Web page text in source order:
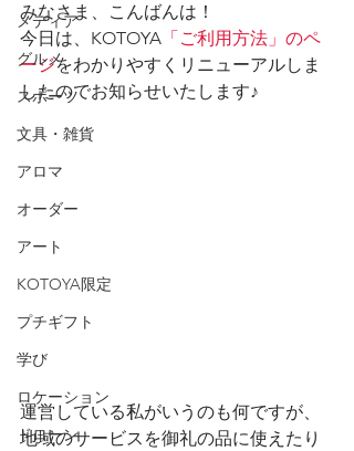
メディア
グルメ
スポーツ
文具・雑貨
アロマ
オーダー
アート
KOTOYA限定
プチギフト
学び
ロケーション
ドローン
みなさま、こんばんは！
今日は、KOTOYA 「ご利用方法」のペ
ージをわかりやすくリニューアルしま
したのでお知らせいたします♪
運営している私がいうのも何ですが、
地域のサービスを御礼の品に使えたり